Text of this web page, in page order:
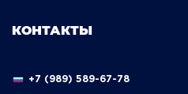
КОНТАКТЫ
+7 (989) 589-67-78